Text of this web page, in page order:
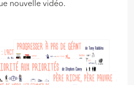
nouvelle vidéo.